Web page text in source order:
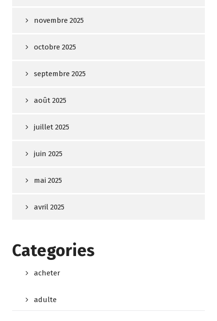
novembre 2025
octobre 2025
septembre 2025
août 2025
juillet 2025
juin 2025
mai 2025
avril 2025
Categories
acheter
adulte